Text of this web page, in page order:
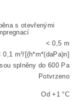
s otevřenými
< 0,5 m
0,1 m³/[(h*m*(daPa)n]
splněny do 600 Pa
Potvrzeno
Od +1 °C